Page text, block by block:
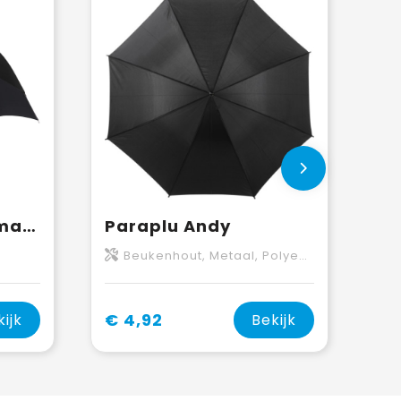
Fontana 23" automatische paraplu met carbon look en gebogen handvat Paraplu Andy
Beukenhout, Metaal, Polyester 190T
€ 4,92 Bekijk